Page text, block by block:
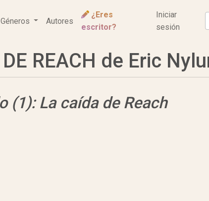
Géneros Autores
¿Eres
escritor?
Iniciar
sesión
REACH de Eric
(1): La caída de Reach